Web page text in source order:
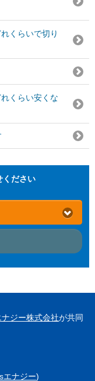
くらいで切り
くらい安くな
ください
ジー株式会社が共同
エナジー)